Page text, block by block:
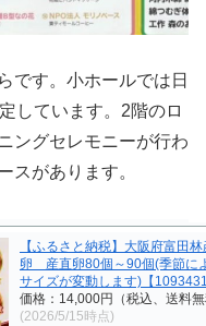
です。小ホールでは日
しています。2階のロ
ングセレモニーが行わ
スがあります。
【ふるさと納税】大阪府富田
卵 産直卵80個～90個(季節に
サイズが変動します)【
価格：14,000円（税込、送料
(2026/5/15時点)